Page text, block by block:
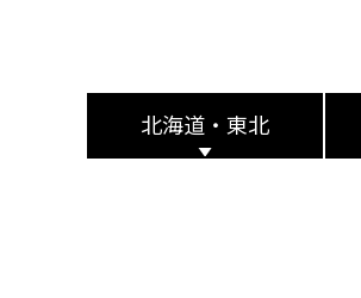
北海道・東北